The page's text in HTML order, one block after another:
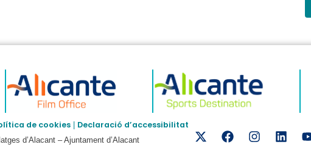
de cookies| Declaració d’accessibilitat
d’Alacant – Ajuntament d’Alacant